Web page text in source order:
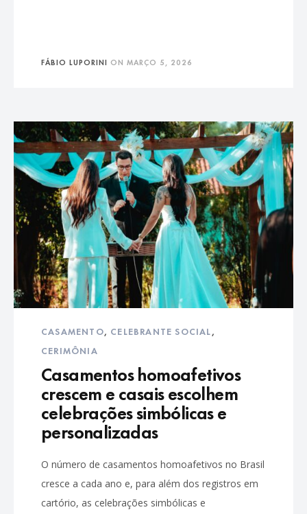
FÁBIO LUPORINI ON MARÇO 5, 2026
CASAMENTO, CELEBRANTE SOCIAL,
CERIMÔNIA
Casamentos homoafetivos
crescem e casais escolhem
celebrações simbólicas e
personalizadas
O número de casamentos homoafetivos no Brasil
cresce a cada ano e, para além dos registros em
cartório, as celebrações simbólicas e